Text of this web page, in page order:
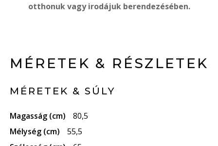
otthonuk vagy irodájuk berendezésében.
MÉRETEK & RÉSZLETEK
MÉRETEK & SÚLY
Magasság (cm)
80,5
Mélység (cm)
55,5